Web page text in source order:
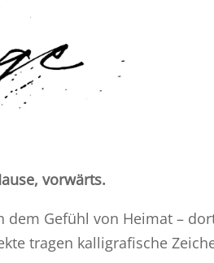
vorwärts.
Gefühl von Heimat –
tragen kalligrafische